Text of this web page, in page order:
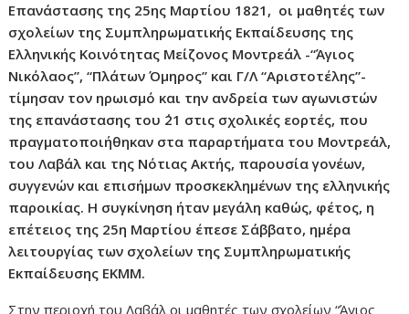
Επανάστασης της 25ης Μαρτίου 1821, οι μαθητές των
σχολείων της Συμπληρωματικής Εκπαίδευσης της
Ελληνικής Κοινότητας Μείζονος Μοντρεάλ -“Άγιος
Νικόλαος”, “Πλάτων Όμηρος” και Γ/Λ “Αριστοτέλης”-
τίμησαν τον ηρωισμό και την ανδρεία των αγωνιστών
της επανάστασης του ΄21 στις σχολικές εορτές, που
πραγματοποιήθηκαν στα παραρτήματα του Μοντρεάλ,
του Λαβάλ και της Νότιας Ακτής, παρουσία γονέων,
συγγενών και επισήμων προσκεκλημένων της ελληνικής
παροικίας. Η συγκίνηση ήταν μεγάλη καθώς, φέτος, η
επέτειος της 25η Μαρτίου έπεσε Σάββατο, ημέρα
λειτουργίας των σχολείων της Συμπληρωματικής
Εκπαίδευσης ΕΚΜΜ.
Στην περιοχή του Λαβάλ οι μαθητές των σχολείων “Άγιος